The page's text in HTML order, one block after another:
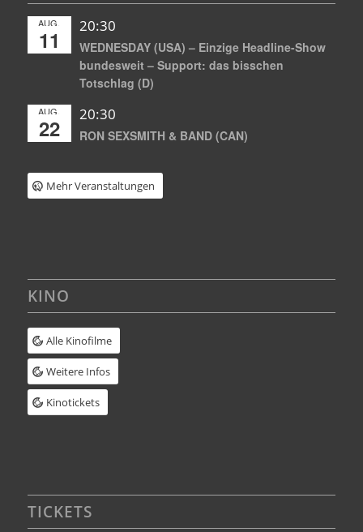
AUG.
11
20:30
WEDNESDAY (USA) – Einzige Headline-Show
bundesweit – Support: das bisschen
Totschlag (D)
AUG.
22
20:30
RON SEXSMITH & BAND (CAN)
Mehr Veranstaltungen
KINO
Alle Kinofilme
Weitere Infos
Kinotickets
TICKETS